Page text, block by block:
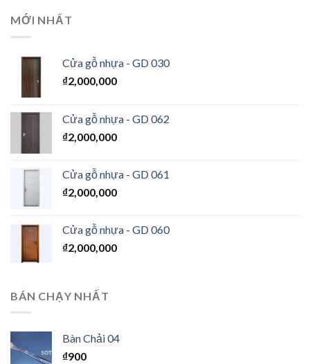
MỚI NHẤT
Cửa gỗ nhựa - GD 030
₫2,000,000
Cửa gỗ nhựa - GD 062
₫2,000,000
Cửa gỗ nhựa - GD 061
₫2,000,000
Cửa gỗ nhựa - GD 060
₫2,000,000
BÁN CHẠY NHẤT
Bàn Chải 04
₫900